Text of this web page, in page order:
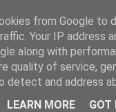
from Google to
Your IP address
along with
quality of service,
detect and address
LEARN MORE
GOT